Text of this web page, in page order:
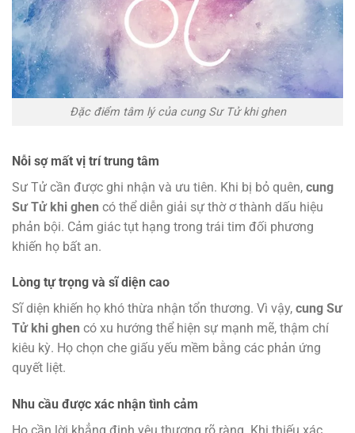
Đặc điểm tâm lý của cung Sư Tử khi ghen
Nỗi sợ mất vị trí trung tâm
Sư Tử cần được ghi nhận và ưu tiên. Khi bị bỏ quên, cung
Sư Tử khi ghen có thể diễn giải sự thờ ơ thành dấu hiệu
phản bội. Cảm giác tụt hạng trong trái tim đối phương
khiến họ bất an.
Lòng tự trọng và sĩ diện cao
Sĩ diện khiến họ khó thừa nhận tổn thương. Vì vậy, cung Sư
Tử khi ghen có xu hướng thể hiện sự mạnh mẽ, thậm chí
kiêu kỳ. Họ chọn che giấu yếu mềm bằng các phản ứng
quyết liệt.
Nhu cầu được xác nhận tình cảm